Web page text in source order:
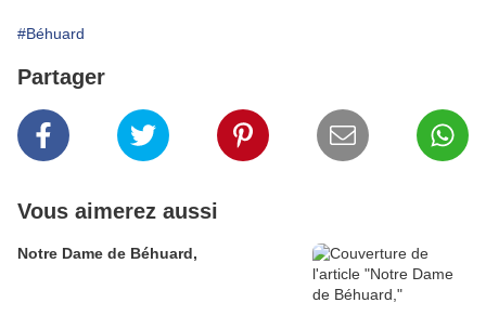
#Béhuard
Partager
Vous aimerez aussi
Notre Dame de Béhuard,